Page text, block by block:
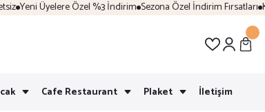
Yeni Üyelere Özel %3 İndirim Sezona Özel İndirim Fırsatları
Cafe Restaurant Plaket İletişim